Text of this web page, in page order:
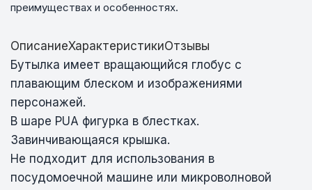
преимуществах и особенностях.
ОписаниеХарактеристикиОтзывы
Бутылка имеет вращающийся глобус с
плавающим блеском и изображениями
персонажей.
В шаре PUA фигурка в блестках.
Завинчивающаяся крышка.
Не подходит для использования в
посудомоечной машине или микроволновой